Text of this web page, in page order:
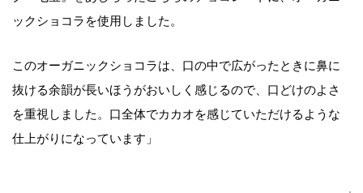
ックショコラを使用しました。
このオーガニックショコラは、口の中で広がったときに鼻に
抜ける余韻が長いほうがおいしく感じるので、口どけのよさ
を重視しました。口全体でカカオを感じていただけるような
仕上がりになっています」